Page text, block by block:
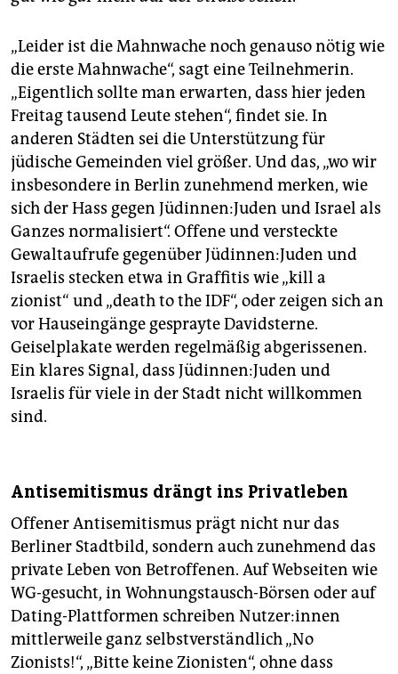
„Leider ist die Mahnwache noch genauso nötig wie
die erste Mahnwache“, sagt eine Teilnehmerin.
„Eigentlich sollte man erwarten, dass hier jeden
Freitag tausend Leute stehen“, findet sie. In
anderen Städten sei die Unterstützung für
jüdische Gemeinden viel größer. Und das, „wo wir
insbesondere in Berlin zunehmend merken, wie
sich der Hass gegen Jü­din­nen:­Ju­den und Israel als
Ganzes normalisiert“. Offene und versteckte
Gewaltaufrufe gegenüber Jü­din­nen:­Ju­den und
Israelis stecken etwa in Graffitis wie „kill a
zionist“ und „death to the IDF“, oder zeigen sich an
vor Hauseingänge gesprayte Davidsterne.
Geiselplakate werden regelmäßig abgerissenen.
Ein klares Signal, dass Jü­din­nen:­Ju­den und
Israelis für viele in der Stadt nicht willkommen
sind.
Antisemitismus drängt ins Privatleben
Offener Antisemitismus prägt nicht nur das
Berliner Stadtbild, sondern auch zunehmend das
private Leben von Betroffenen. Auf Webseiten wie
WG-gesucht, in Wohnungstausch-Börsen oder auf
Dating-Plattformen schreiben Nut­ze­r:in­nen
mittlerweile ganz selbstverständlich „No
Zionists!“, „Bitte keine Zionisten“, ohne dass